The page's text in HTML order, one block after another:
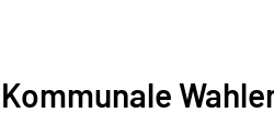
Kommunale